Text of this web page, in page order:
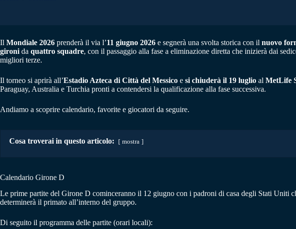
Il Mondiale 2026 prenderà il via l’11 giugno 2026 e segnerà una svolta storica con il nuovo
gironi da quattro squadre, con il passaggio alla fase a eliminazione diretta che inizierà dai
migliori terze.
Il torneo si aprirà all’Estadio Azteca di Città del Messico e si chiuderà il 19 luglio al MetLife
Paraguay, Australia e Turchia pronti a contendersi la qualificazione alla fase successiva.
Andiamo a scoprire calendario, favorite e giocatori da seguire.
Cosa troverai in questo articolo: mostra
Calendario Girone D
Le prime partite del Girone D cominceranno il 12 giugno con i padroni di casa degli Stati Uniti
determinerà il primato all’interno del gruppo.
Di seguito il programma delle partite (orari locali):